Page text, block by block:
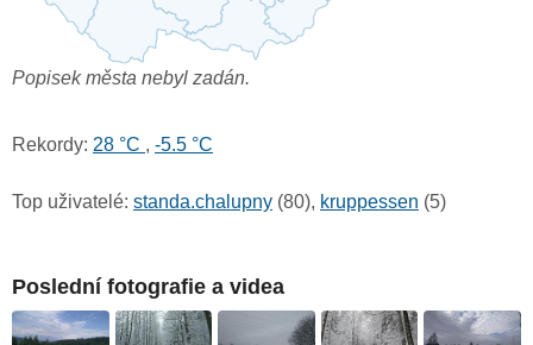
Popisek města nebyl zadán.
Rekordy: 28 °C , -5.5 °C
Top uživatelé: standa.chalupny (80), kruppessen (5)
Poslední fotografie a videa